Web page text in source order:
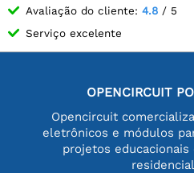
Avaliação do cliente: 4.8 / 5
Serviço excelente
OPENCIRCUIT
Opencircuit
eletrônicos e módulos
projetos educacionais